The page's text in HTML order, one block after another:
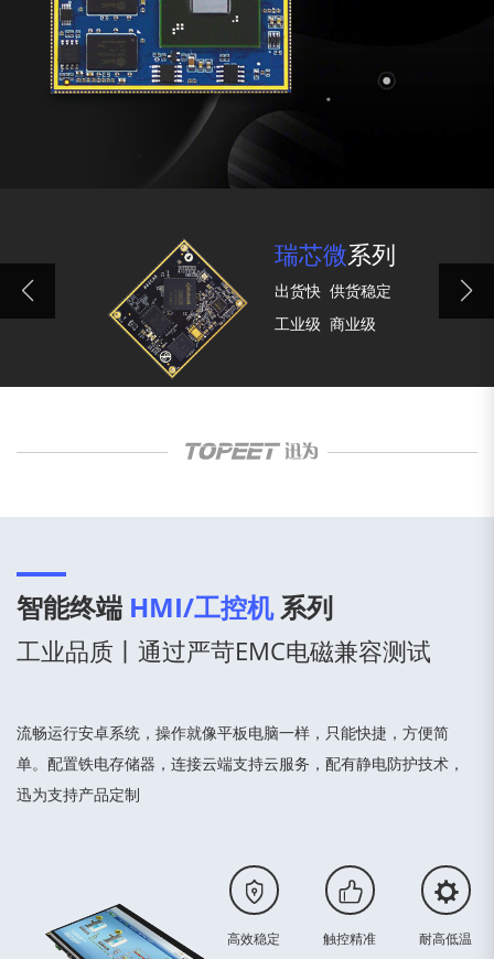
瑞芯微系列
出货快 供货稳定
工业级 商业级
智能终端 HMI/工控机系列
工业品质丨通过严苛EMC电磁兼容测试
流畅运行安卓系统，操作就像平板电脑一样，只能快捷，方便简
单。配置铁电存储器，连接云端支持云服务，配有静电防护技术，
迅为支持产品定制
高效稳定 触控精准 耐高低温